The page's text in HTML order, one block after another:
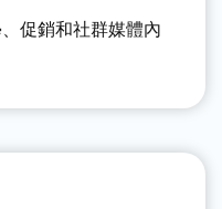
促銷和社群媒體內